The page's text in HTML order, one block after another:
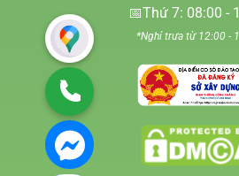
📅Thứ 7: 08:00 -
*Nghỉ trưa từ 12:00 -